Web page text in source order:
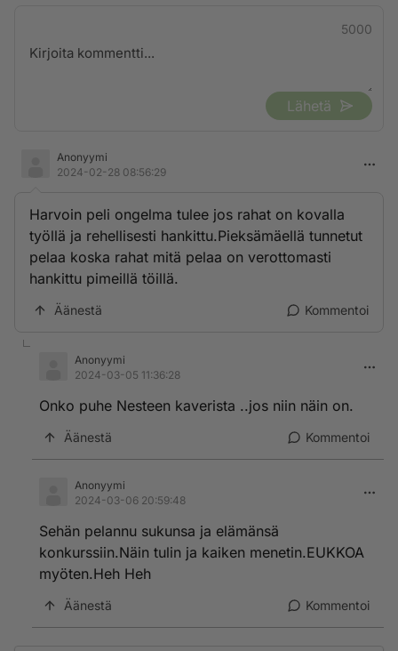
5000
Lähetä
Anonyymi
2024-02-28 08:56:29
Harvoin peli ongelma tulee jos rahat on kovalla
työllä ja rehellisesti hankittu.Pieksämäellä tunnetut
pelaa koska rahat mitä pelaa on verottomasti
hankittu pimeillä töillä.
Äänestä Kommentoi
Anonyymi
2024-03-05 11:36:28
Onko puhe Nesteen kaverista ..jos niin näin on.
Äänestä Kommentoi
Anonyymi
2024-03-06 20:59:48
Sehän pelannu sukunsa ja elämänsä
konkurssiin.Näin tulin ja kaiken menetin.EUKKOA
myöten.Heh Heh
Äänestä Kommentoi